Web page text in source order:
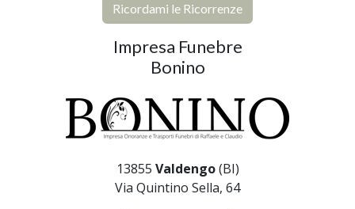
Ricordami le Ricorrenze
Impresa Funebre
Bonino
13855 Valdengo(BI)
Via Quintino Sella, 64